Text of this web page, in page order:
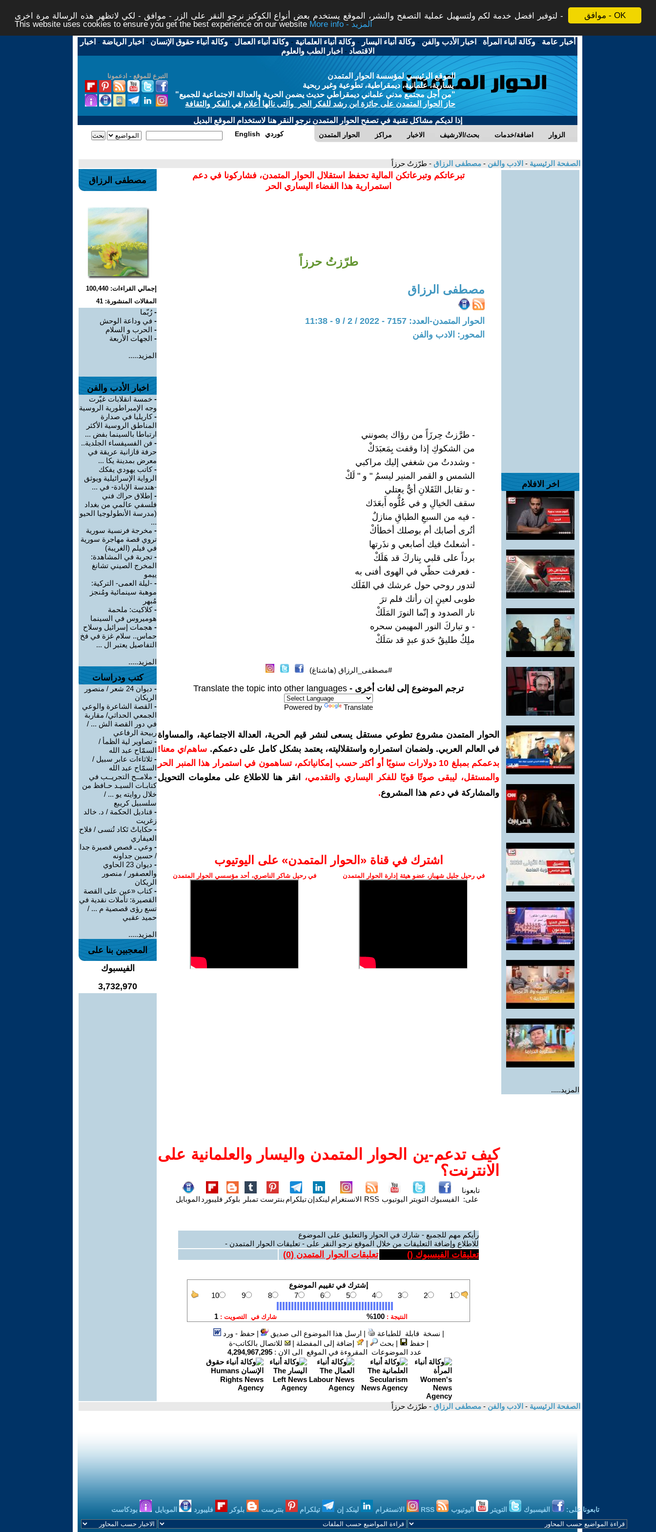
موافق - OK
لتوفير افضل خدمة لكم ولتسهيل عملية التصفح والنشر، الموقع يستخدم بعض أنواع الكوكيز نرجو النقر على الزر - موافق - لكي لاتظهر هذه الرسالة مرة اخرى -
This website uses cookies to ensure you get the best experience on our website
More info - المزيد
أخبار عامة -وكالة أنباء المرأة - اخبار الأدب والفن -وكالة أنباء اليسار -وكالة أنباء العلمانية -وكالة أنباء العمال -وكالة أنباء حقوق الإنسان - اخبار الرياضة - اخبار
الاقتصاد - اخبار الطب والعلوم
التبرع للموقع - ادعمونا
الموقع الرئيسي لمؤسسة الحوار المتمدن
يسارية، علمانية، ديمقراطية، تطوعية وغير ربحية
"من أجل مجتمع مدني علماني ديمقراطي حديث يضمن الحرية والعدالة الاجتماعية للجميع"
حاز الحوار المتمدن على جائزة ابن رشد للفكر الحر والتى نالها أعلام في الفكر والثقافة
إذا لديكم مشاكل تقنية في تصفح الحوار المتمدن نرجو النقر هنا لاستخدام الموقع البديل
الحوار المتمدن مراكز الاخبار بحث/الارشيف اضافة/خدمات الزوار English كوردي
الصفحة الرئيسية - الادب والفن - مصطفى الرزاق - طرّزتُ حرزاً
اخر الافلام
المزيد.....
تبرعاتكم وتبرعاتكن المالية تحفظ استقلال الحوار المتمدن، فشاركونا في دعم
استمرارية هذا الفضاء اليساري الحر
طرّزتُ حرزاً
مصطفى الرزاق
الحوار المتمدن-العدد: 7157 - 2022 / 2 / 9 - 11:38
المحور: الادب والفن
- طرَّزتُ حِرزَاً من رؤاك يصونني
من الشكوكِ إذا وقفت بِمَعبَدَكْ
- وشددتُ من شغفي إليك مراكبي
الشمس و القمر المنير ليسمُ " و " لَكْ
- و تقابل الثَقَلانِ أيٌّ يعتلي
سقف الخيالِ و في عُلُّوه أَبعَدَك
- فيه من السبعِ الطباقِ منازلٌ
أتُرى أصابك أم بوصلك أخطأكْ
- أشعلتُ فيك أصابعي و نذَرتها
برداً على قلبي بِناركَ قد هَلَكْ
- فعرفت حظّي في الهوى أفنى به
لتدور روحي حول عرشك في الفَلَك
طوبى لعينٍ إن رأتك فلم ترَ
نار الصدود و إنّما النورَ المَلَكْ
- و تباركَ النور المهيمن سحره
ملِكٌ طليقٌ حَدوَ عبدٍ قد سَلَكْ
#مصطفى_الرزاق (هاشتاغ)
ترجم الموضوع إلى لغات أخرى - Translate the topic into other languages
Powered by Translate
الحوار المتمدن مشروع تطوعي مستقل يسعى لنشر قيم الحرية، العدالة الاجتماعية، والمساواة
في العالم العربي. ولضمان استمراره واستقلاليته، يعتمد بشكل كامل على دعمكم. ساهم/ي معنا!
بدعمكم بمبلغ 10 دولارات سنويًا أو أكثر حسب إمكانياتكم، تساهمون في استمرار هذا المنبر الحر
والمستقل، ليبقى صوتًا قويًا للفكر اليساري والتقدمي،
انقر هنا للاطلاع على معلومات التحويل
والمشاركة في دعم هذا المشروع.
اشترك في قناة ‫«الحوار المتمدن» على اليوتيوب
في رحيل جليل شهباز، عضو هيئة إدارة الحوار المتمدن في رحيل شاكر الناصري، أحد مؤسسي الحوار المتمدن
كيف تدعم-ين الحوار المتمدن واليسار والعلمانية على
الانترنت؟
تابعونا
على: الفيسبوك التويتر اليوتيوب RSS الانستغرام لينكدإنتيلكرام بنترست تمبلر بلوكر فليبورد الموبايل
رأيكم مهم للجميع - شارك في الحوار والتعليق على الموضوع
للاطلاع وإضافة التعليقات من خلال الموقع نرجو النقر على - تعليقات الحوار المتمدن -
تعليقات الفيسبوك () تعليقات الحوار المتمدن (0
)
| نسخة قابلة للطباعة | ارسل هذا الموضوع الى صديق |حفظ - ورد
|حفظ | بحث | إضافة إلى المفضلة |
للاتصال بالكاتب-ة
عدد الموضوعات المقروءة في الموقع الى الان : 4,294,967,295
مصطفى الرزاق
إجمالي القراءات: 100,440
المقالات المنشورة: 41
- رُبّما
- في وداعة الوحش
- الحرب و السلام
- الجهات الأربعة
المزيد.....
اخبار الأدب والفن
- خمسة انقلابات غيّرت
وجه الإمبراطورية الروسية
-كاريليا في صدارة
المناطق الروسية الأكثر
ارتباطا بالسينما بفض ...
- فن الفسيفساء الجلدية..
حرفة قازانية عريقة في
معرض بمدينة يكا ...
-كاتب يهودي يفكك
الرواية الإسرائيلية ويوثق
-هندسة الإبادة- في ...
- إطلاق حراك فني
فلسفي عالمي من بغداد
(مدرسة الأنطولوجيا الحيو
...
- مخرجة فرنسية سورية
تروي قصة مهاجرة سورية
في فيلم (الغريبة)
- تجربة في المشاهدة:
المخرج الصيني تشانغ
ييمو
- -ليلة العمى- التركية:
موهبة سينمائية ومُنجز
مُبهر
-كلاكيت: ملحمة
هوميروس في السينما
- هجمات إسرائيل وسلاح
حماس.. سلام غزة في فخ
التفاصيل يعتبر ال ...
المزيد.....
كتب ودراسات
-
ديوان 24 شعر / منصور
الريكان
- القصة الشاعرة والوعي
الجمعي الحداثي/ مقاربة
في دور القصة الش ... /
ربيحة الرفاعي
- تصاوير لية الظمأ /
السمّاح عبد الله
- ثلاثاءات عابر سبيل /
السمّاح عبد الله
- ملامــح التجريــب في
كتابـات السيـد حـافظ من
خلال روايته يو ... /
سلسبيل كريبع
- قناديل الحكمة / د. خالد
زغريت
- حكاياتْ تَكاد تُنسى / فلاح
العيفاري
- وعي ـ قصص قصيرة جدا
/ حسين جداونه
-
ديوان 23 الحاوي
والعصفور / منصور
الريكان
-كتاب «عين على القصة
القصيرة: تأملات نقدية في
تسع رؤى قصصية م ... /
حميد عقبي
المزيد.....
المعجبين بنا على
الفيسبوك
3,732,970
الصفحة الرئيسية - الادب والفن - مصطفى الرزاق - طرّزتُ حرزاً
تابعونا على: الفيسبوك التويتر اليوتيوب الانستغرام لينكد إن تيلكرام بنترست بلوكر فليبورد الموبايل بودكاست